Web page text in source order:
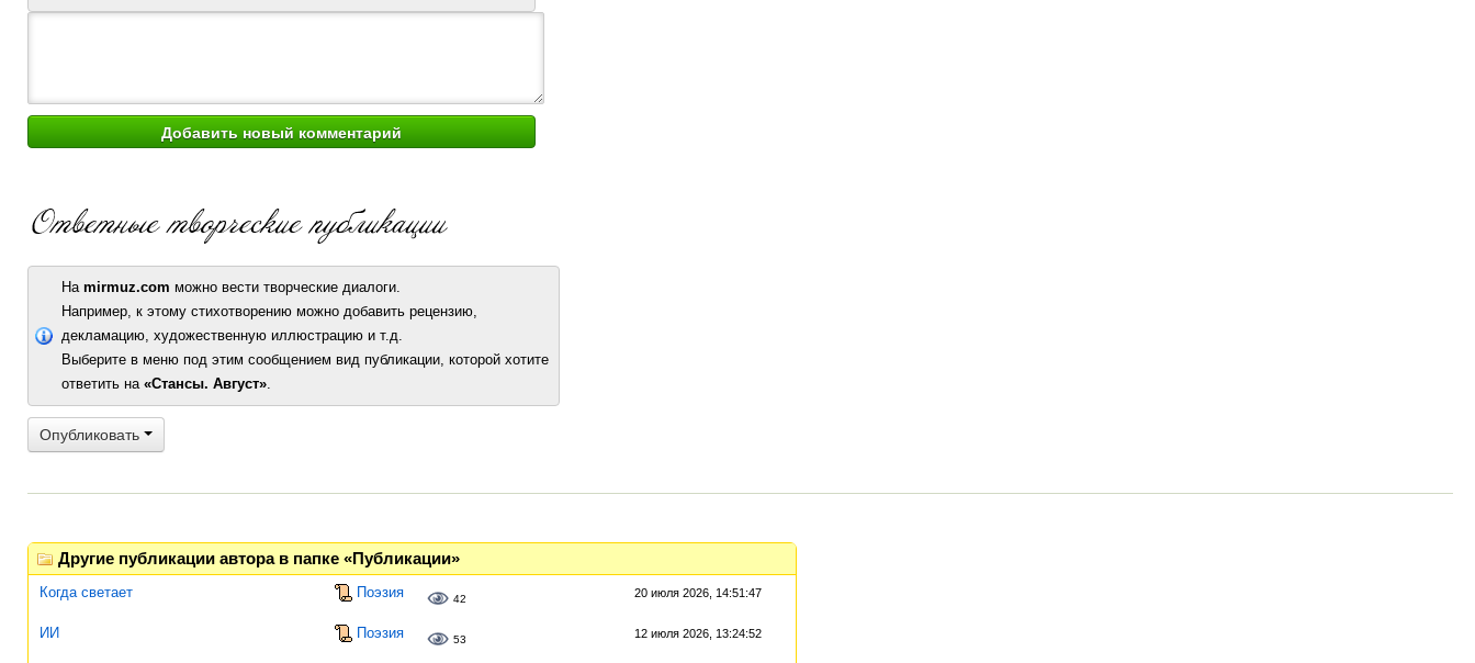
На mirmuz.com можно вести творческие диалоги.
Например, к этому стихотворению можно добавить рецензию,
декламацию, художественную иллюстрацию и т.д.
Выберите в меню под этим сообщением вид публикации, которой хотите
ответить на «Стансы. Август».
Опубликовать
Другие публикации автора в папке «Публикации»
Когда светает Поэзия 42 20 июля 2026, 14:51:47
ИИ Поэзия 53 12 июля 2026, 13:24:52